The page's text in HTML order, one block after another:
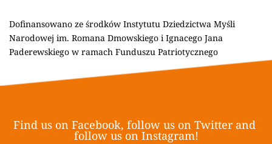
Dofinansowano ze środków Instytutu Dziedzictwa Myśli
Narodowej im. Romana Dmowskiego i Ignacego Jana
Paderewskiego w ramach Funduszu Patriotycznego
Find us on Facebook, follow us on Twitter and
follow us on Instagram!